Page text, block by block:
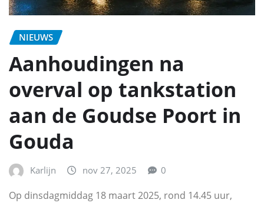
NIEUWS
Aanhoudingen na
overval op tankstation
aan de Goudse Poort in
Gouda
Karlijn nov 27, 2025 0
Op dinsdagmiddag 18 maart 2025, rond 14.45 uur,